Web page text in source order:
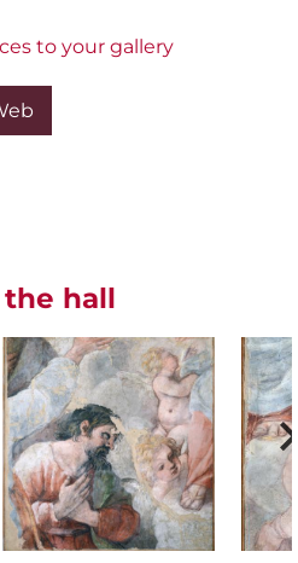
to your gallery
hall